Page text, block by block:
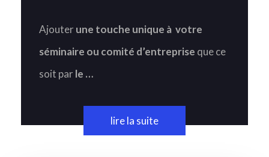
Ajouterune touche unique à votre
séminaire ou comité d’entreprise que ce
soit parle …
lire la suite